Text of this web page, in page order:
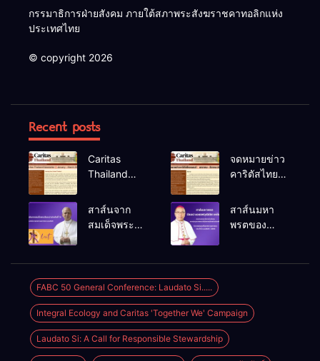
กรรมาธิการฝ่ายสังคม ภายใต้สภาพระสังฆราชคาทอลิกแห่ง
ประเทศไทย
© copyright 2026
Recent posts
Caritas
Thailand
(January –
March 2026)
จดหมายข่าว
คาริตัสไทย
มี.ค. 2026
สาส์นจาก
สมเด็จพระ
โอกาส
เทศกาลมหา
พรต
ค.ศ.2026
สาส์นมหา
พรตของ
FABC 50 General Conference: Laudato Si.....
Integral Ecology and Caritas 'Together We' Campaign
Laudato Si: A Call for Responsible Stewardship